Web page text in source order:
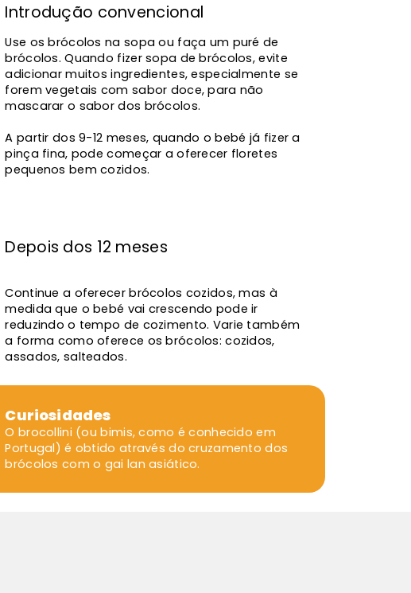
Introdução convencional
Use os brócolos na sopa ou faça um puré de
brócolos. Quando fizer sopa de brócolos, evite
adicionar muitos ingredientes, especialmente se
forem vegetais com sabor doce, para não
mascarar o sabor dos brócolos.
A partir dos 9-12 meses, quando o bebé já fizer a
pinça fina, pode começar a oferecer floretes
pequenos bem cozidos.
Depois dos 12 meses
Continue a oferecer brócolos cozidos, mas à
medida que o bebé vai crescendo pode ir
reduzindo o tempo de cozimento. Varie também
a forma como oferece os brócolos: cozidos,
assados, salteados.
Curiosidades
O brocollini (ou bimis, como é conhecido em
Portugal) é obtido através do cruzamento dos
brócolos com o gai lan asiático.